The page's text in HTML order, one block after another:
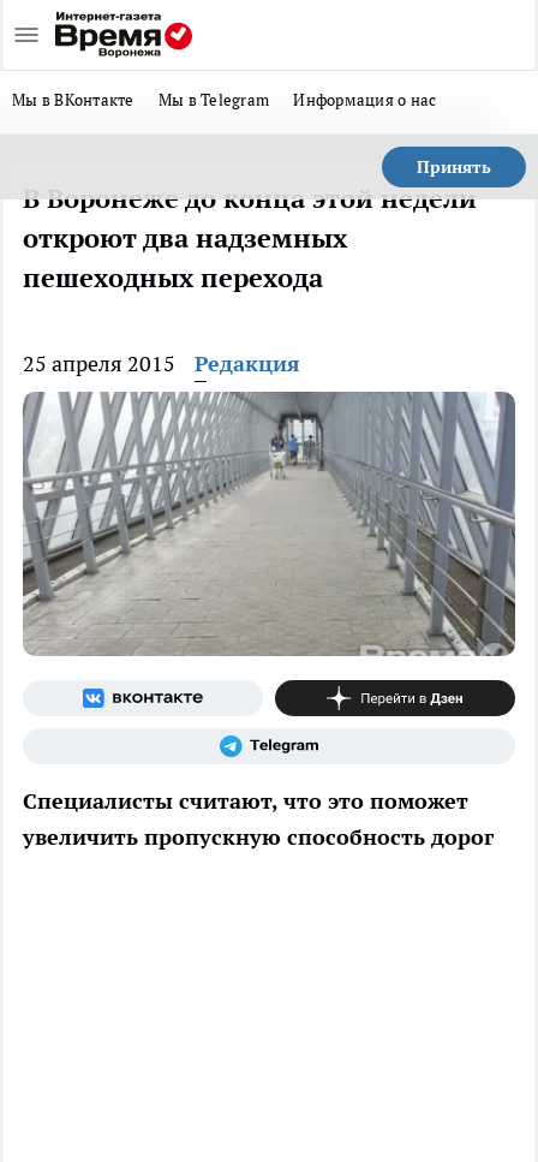
Мы в ВКонтакте Мы в Telegram Информация о нас
Принять
В Воронеже до конца этой недели
откроют два надземных
пешеходных перехода
25 апреля 2015 Редакция
Специалисты считают, что это поможет
увеличить пропускную способность дорог